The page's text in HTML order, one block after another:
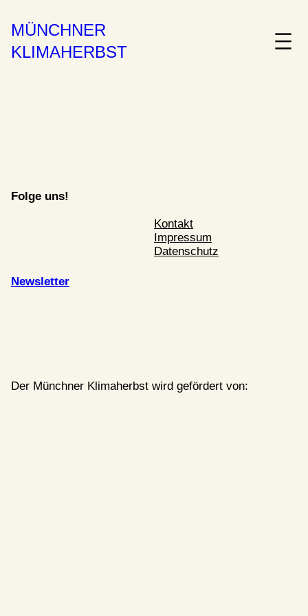
MÜNCHNER
KLIMAHERBST
Folge uns!
Newsletter
Kontakt
Impressum
Datenschutz
Der Münchner Klimaherbst wird gefördert von: